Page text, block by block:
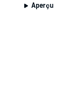
Aperçu